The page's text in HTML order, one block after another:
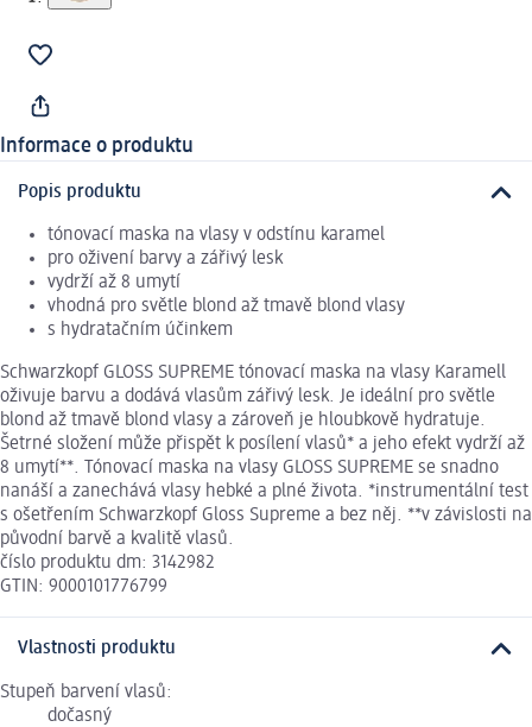
Informace o produktu
Popis produktu
tónovací maska na vlasy v odstínu karamel
pro oživení barvy a zářivý lesk
vydrží až 8 umytí
vhodná pro světle blond až tmavě blond vlasy
s hydratačním účinkem
Schwarzkopf GLOSS SUPREME tónovací maska na vlasy Karamell
oživuje barvu a dodává vlasům zářivý lesk. Je ideální pro světle
blond až tmavě blond vlasy a zároveň je hloubkově hydratuje.
Šetrné složení může přispět k posílení vlasů* a jeho efekt vydrží až
8 umytí**. Tónovací maska na vlasy GLOSS SUPREME se snadno
nanáší a zanechává vlasy hebké a plné života. *instrumentální test
s ošetřením Schwarzkopf Gloss Supreme a bez něj. **v závislosti na
původní barvě a kvalitě vlasů.
číslo produktu dm: 3142982
GTIN: 9000101776799
Vlastnosti produktu
Stupeň barvení vlasů:
dočasný